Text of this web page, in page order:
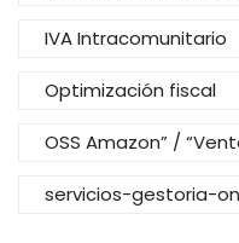
IVA Intracomunitario
Optimización fiscal
OSS Amazon” /
servicios-gestoria-